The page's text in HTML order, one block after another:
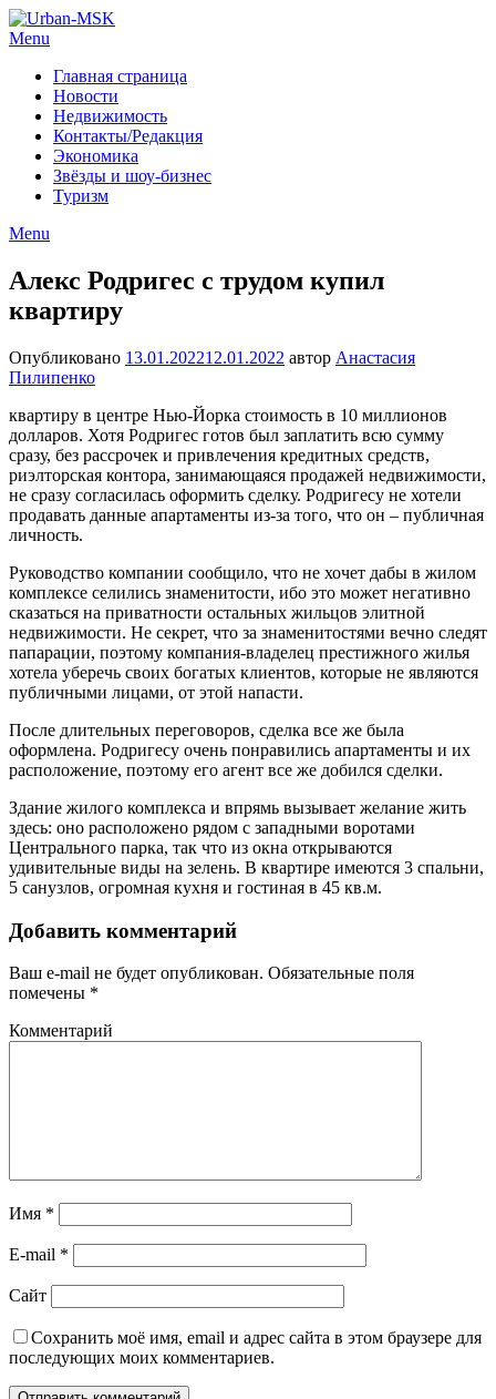
Menu
Главная страница
Новости
Недвижимость
Контакты/Редакция
Экономика
Звёзды и шоу-бизнес
Туризм
Menu
Алекс Родригес с трудом купил
квартиру
Опубликовано 13.01.202212.01.2022 автор Анастасия
Пилипенко
квартиру в центре Нью-Йорка стоимость в 10 миллионов
долларов. Хотя Родригес готов был заплатить всю сумму
сразу, без рассрочек и привлечения кредитных средств,
риэлторская контора, занимающаяся продажей недвижимости,
не сразу согласилась оформить сделку. Родригесу не хотели
продавать данные апартаменты из-за того, что он – публичная
личность.
Руководство компании сообщило, что не хочет дабы в жилом
комплексе селились знаменитости, ибо это может негативно
сказаться на приватности остальных жильцов элитной
недвижимости. Не секрет, что за знаменитостями вечно следят
папарации, поэтому компания-владелец престижного жилья
хотела уберечь своих богатых клиентов, которые не являются
публичными лицами, от этой напасти.
После длительных переговоров, сделка все же была
оформлена. Родригесу очень понравились апартаменты и их
расположение, поэтому его агент все же добился сделки.
Здание жилого комплекса и впрямь вызывает желание жить
здесь: оно расположено рядом с западными воротами
Центрального парка, так что из окна открываются
удивительные виды на зелень. В квартире имеются 3 спальни,
5 санузлов, огромная кухня и гостиная в 45 кв.м.
Добавить комментарий
Ваш e-mail не будет опубликован. Обязательные поля
помечены *
Комментарий
Имя *
E-mail *
Сайт
Сохранить моё имя, email и адрес сайта в этом браузере для
последующих моих комментариев.